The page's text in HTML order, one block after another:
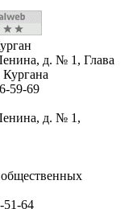
д. № 1, Глава
59-69
д. № 1,
51-64